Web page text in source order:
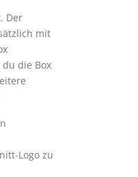
Der
mit
die Box
Logo zu